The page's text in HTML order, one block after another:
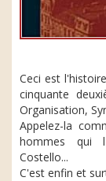
Ceci est
cinquante
Organisation,
Appelez-la
hommes qui
Costello...
C'est enfin et